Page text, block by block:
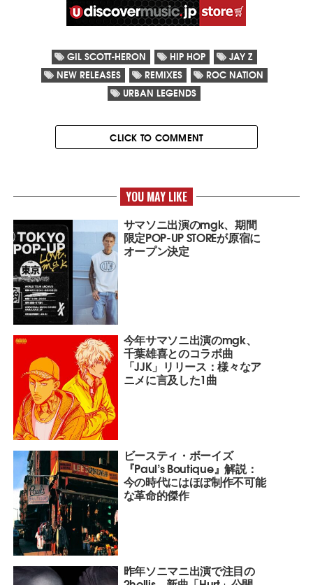
GIL SCOTT-HERON HIP HOP
JAY Z
NEW RELEASES
REMIXES
ROC NATION
URBAN LEGENDS
CLICK TO COMMENT
YOU MAY LIKE
サマソニ出演のmgk、期間
限定POP-UP STOREが原宿に
オープン決定
今年サマソニ出演のmgk、
千葉雄喜とのコラボ曲
「JJK」リリース：様々なア
ニメに言及した1曲
ビースティ・ボーイズ
『Paul’s Boutique』解説：
今の時代にはほぼ制作不可能
な革命的傑作
昨年ソニマニ出演で注目の